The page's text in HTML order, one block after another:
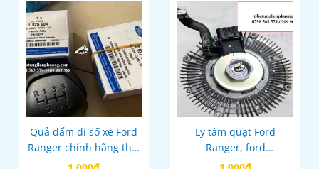
Quả đấm đi số xe Ford
Ranger chính hãng thái
lan mã DB3R7J407AE
Ly tâm quạt Ford
Ranger, ford
everestmazda bt50